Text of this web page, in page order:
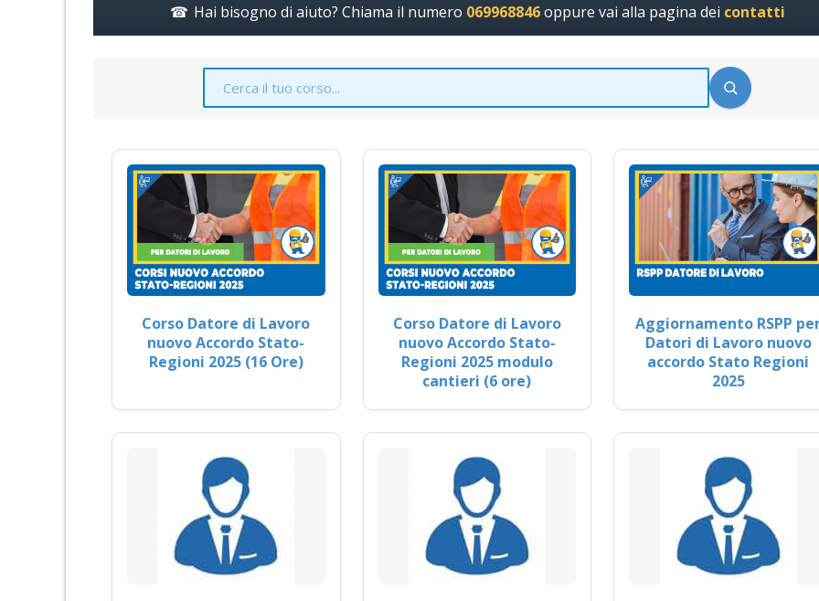
Hai bisogno di aiuto? Chiama il numero 069968846oppure vai alla pagina dei contatti
Corso Datore di Lavoro
nuovo Accordo Stato-
Regioni 2025 (16 Ore)
Corso Datore di Lavoro
nuovo Accordo Stato-
Regioni 2025 modulo
cantieri (6 ore)
Aggiornamento RSPP
Datori di Lavoro nuovo
accordo Stato Regioni
2025